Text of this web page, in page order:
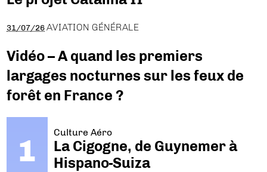
31/07/26 AVIATION GÉNÉRALE
Vidéo – A quand les premiers
largages nocturnes sur les feux de
forêt en France ?
Culture Aéro
La Cigogne, de Guynemer à
Hispano-Suiza